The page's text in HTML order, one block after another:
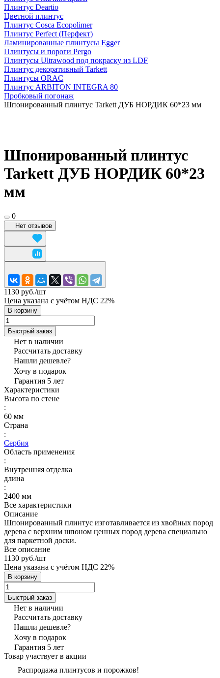
Плинтус Deartio
Цветной плинтус
Плинтус Cosca Ecopolimer
Плинтус Perfect (Перфект)
Ламинированные плинтусы Egger
Плинтусы и пороги Pergo
Плинтусы Ultrawood под покраску из LDF
Плинтус декоративный Tarkett
Плинтусы ORAC
Плинтус ARBITON INTEGRA 80
Пробковый погонаж
Шпонированный плинтус Tarkett ДУБ НОРДИК 60*23 мм
Шпонированный плинтус
Tarkett ДУБ НОРДИК 60*23
мм
0
Нет отзывов
1130 руб./шт
Цена указана с учётом НДС 22%
В корзину
Быстрый заказ
Нет в наличии
Рассчитать доставку
Нашли дешевле?
Хочу в подарок
Гарантия 5 лет
Характеристики
Высота по стене
:
60 мм
Страна
:
Сербия
Область применения
:
Внутренняя отделка
длина
:
2400 мм
Все характеристики
Описание
Шпонированный плинтус изготавливается из хвойных пород
дерева с верхним шпоном ценных пород дерева специально
для паркетной доски.
Все описание
1130 руб./шт
Цена указана с учётом НДС 22%
В корзину
Быстрый заказ
Нет в наличии
Рассчитать доставку
Нашли дешевле?
Хочу в подарок
Гарантия 5 лет
Товар участвует в акции
Распродажа плинтусов и порожков!